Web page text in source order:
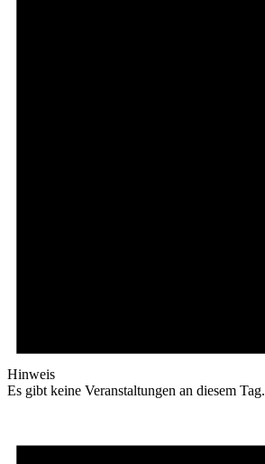
Hinweis
Es gibt keine Veranstaltungen an diesem Tag.